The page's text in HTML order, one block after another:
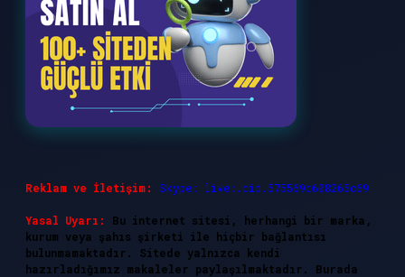
Reklam ve İletişim: Skype: live:.cid.575569c608265c69
Yasal Uyarı:
Bu internet sitesi, herhangi bir marka,
kurum veya şahıs şirketi ile hiçbir bağlantısı
bulunmamaktadır. Sitede yalnızca kendi
hazırladığımız makaleler paylaşılmaktadır. Burada